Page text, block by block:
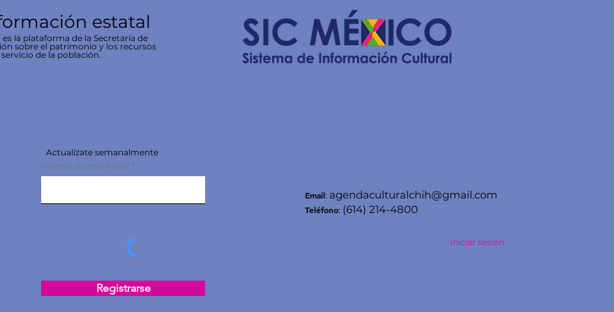
estatal
la plataforma de la Secretaría de
sobre el patrimonio y los recursos
de la población.
Actualízate semanalmente
Ingresa tu email aquí
Registrarse
Iniciar sesión
Email: agendaculturalchih@gmail.com
Teléfono: (614) 214-4800